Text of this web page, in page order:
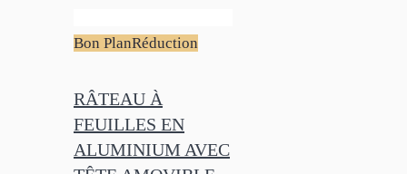
Bon PlanRéduction
RÂTEAU À
FEUILLES EN
ALUMINIUM AVEC